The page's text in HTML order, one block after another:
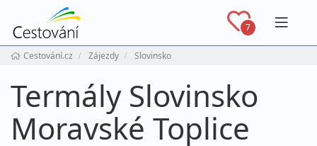
7
Cestování.cz Zájezdy Slovinsko
Termály Slovinsko
Moravské Toplice